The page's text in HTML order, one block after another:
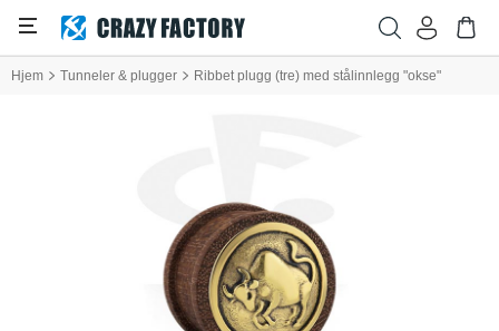
Hjem Tunneler & plugger Ribbet plugg (tre) med stålinnlegg "okse"